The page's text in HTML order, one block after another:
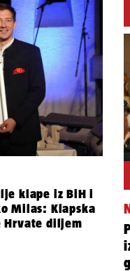
klape iz BiH i
Milas: Klapska
Hrvate diljem